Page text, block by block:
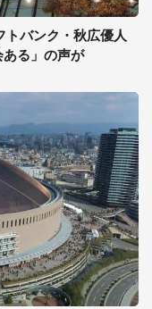
トバンク・秋広優人
る」の声が